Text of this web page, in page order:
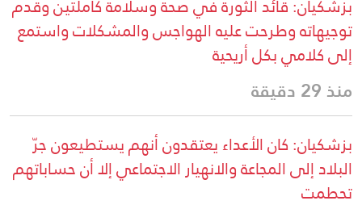
بزشكيان: قائد الثورة في صحة وسلامة كاملتين وقدم
توجيهاته وطرحت عليه الهواجس والمشكلات واستمع
إلى كلامي بكل أريحية
منذ 29 دقيقة
بزشكيان: كان الأعداء يعتقدون أنهم يستطيعون جرّ
البلاد إلى المجاعة والانهيار الاجتماعي إلا أن حساباتهم
تحطمت